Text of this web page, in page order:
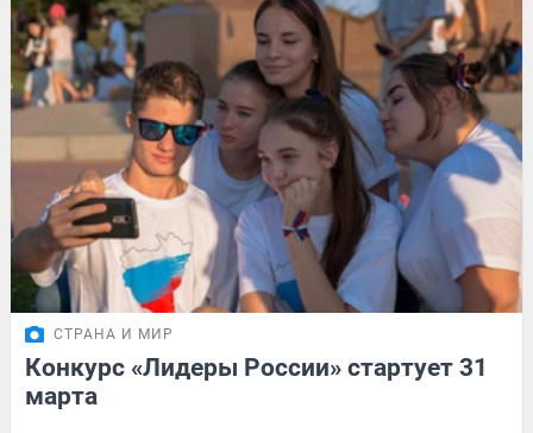
СТРАНА И МИР
Конкурс «Лидеры России» стартует 31
марта